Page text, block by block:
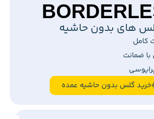
های بدون حاشیه
کامل
ضمانت
خرید گلس بدون حاشیه عمده